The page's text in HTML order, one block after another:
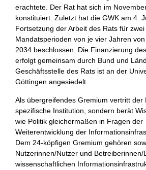
erachtete. Der Rat hat sich im
konstituiert. Zuletzt hat die GWK am 4.
Fortsetzung der Arbeit des Rats für
Mandatsperioden von je vier Jahren
2034 beschlossen. Die Finanzierung
erfolgt gemeinsam durch Bund und
Geschäftsstelle des Rats ist an der
Göttingen angesiedelt.
Als übergreifendes Gremium vertritt der
spezifische Institution, sondern berät
wie Politik gleichermaßen in Fragen der
Weiterentwicklung der
Dem 24-köpfigen Gremium gehören
Nutzerinnen/Nutzer und Betreiberinnen/
wissenschaftlichen